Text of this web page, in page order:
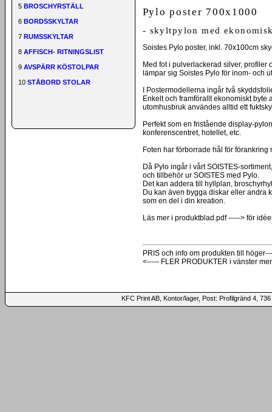
5 BROSCHYRSTÄLL
6 BORDSSKYLTAR
7 RUMSSKYLTAR
8 AFFISCH- RITNINGSLIST
9 AVSPÄRR KÖSTOLPAR
10 STÅBORD STOLAR
Pylo poster 700x1000
- skyltpylon med
Soistes Pylo poster, inkl. 70x100cm
Med fot i pulverlackerad silver,
lämpar sig Soistes Pylo för inom- och
I Postermodellerna ingår två
Enkelt och framförallt ekonomiskt byte
utomhusbruk användes alltid ett
Perfekt som en fristående display-
konferenscentret, hotellet, etc.
Foten har förborrade hål för förankring
Då Pylo ingår i vårt SOISTES-
och tillbehör ur SOISTES med Pylo.
Det kan addera till hyllplan,
Du kan även bygga diskar eller andra
som en del i din kreation.
Läs mer i produktblad.pdf -----> för
PRIS och info om produkten till
<----- FLER PRODUKTER i vänster
KFC Print AB, Kontor/lager, Post: Profilgränd 4,